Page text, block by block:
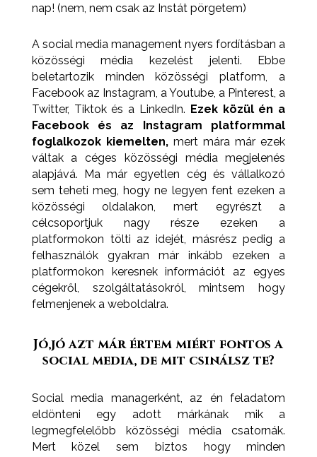
nap! (nem, nem csak az Instát pörgetem)
A social media management nyers fordításban a
közösségi média kezelést jelenti. Ebbe
beletartozik minden közösségi platform, a
Facebook az Instagram, a Youtube, a Pinterest, a
Twitter, Tiktok és a LinkedIn. Ezek közül én a
Facebook és az Instagram platformmal
foglalkozok kiemelten,mert mára már ezek
váltak a céges közösségi média megjelenés
alapjává. Ma már egyetlen cég és vállalkozó
sem teheti meg, hogy ne legyen fent ezeken a
közösségi oldalakon, mert egyrészt a
célcsoportjuk nagy része ezeken a
platformokon tölti az idejét, másrész pedig a
felhasználók gyakran már inkább ezeken a
platformokon keresnek információt az egyes
cégekről, szolgáltatásokról, mintsem hogy
felmenjenek a weboldalra.
Jó,jó azt már értem miért fontos a
social media, de mit csinálsz te?
Social media managerként, az én feladatom
eldönteni egy adott márkának mik a
legmegfelelőbb közösségi média csatornák.
Mert közel sem biztos hogy minden